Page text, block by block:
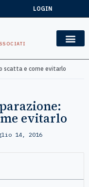
LOGIN
scatta e come evitarlo
evitarlo
14, 2016